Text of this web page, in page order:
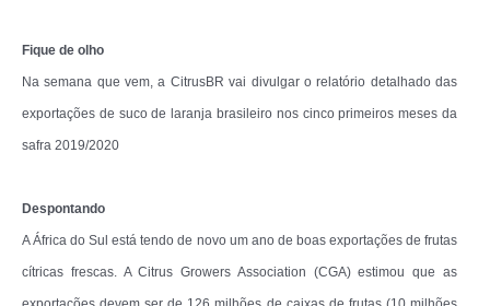
Fique de olho
Na semana que vem, a CitrusBR vai divulgar o relatório detalhado das
exportações de suco de laranja brasileiro nos cinco primeiros meses da
safra 2019/2020
Despontando
A África do Sul está tendo de novo um ano de boas exportações de frutas
cítricas frescas. A Citrus Growers Association (CGA) estimou que as